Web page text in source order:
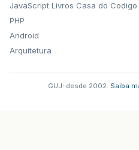
JavaScript
PHP
Android
Arquitetura
Livros Casa do Codigo
GUJ: desde 2002. Saiba